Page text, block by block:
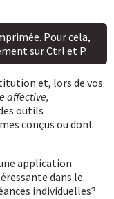
Pour cela,
sur Ctrl et P.
et, lors de vos
affective,
outils
conçus ou dont
application
dans le
individuelles?